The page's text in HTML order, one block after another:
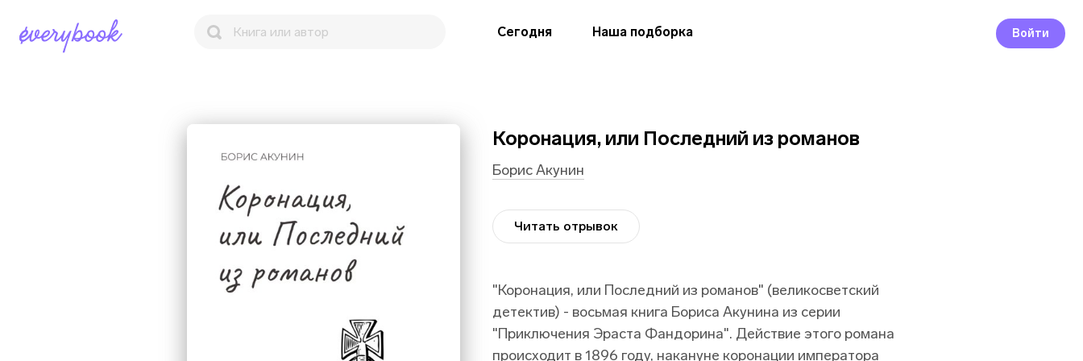
Сегодня Наша подборка Войти
Коронация, или Последний из романов
Борис Акунин
Читать отрывок
"Коронация, или Последний из романов" (великосветский
детектив) - восьмая книга Бориса Акунина из серии
"Приключения Эраста Фандорина". Действие этого романа
происходит в 1896 году, накануне коронации императора